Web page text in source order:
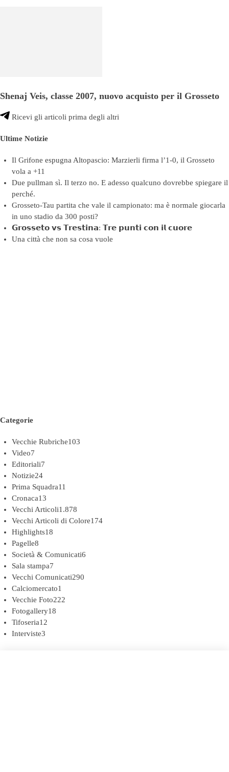
Shenaj Veis, classe 2007, nuovo acquisto per il Grosseto
Ricevi gli articoli prima degli altri
Ultime Notizie
Il Grifone espugna Altopascio: Marzierli firma l’1-0, il Grosseto
vola a +11
Due pullman sì. Il terzo no. E adesso qualcuno dovrebbe spiegare il
perché.
Grosseto-Tau partita che vale il campionato: ma è normale giocarla
in uno stadio da 300 posti?
𝗚𝗿𝗼𝘀𝘀𝗲𝘁𝗼 𝘃𝘀 𝗧𝗿𝗲𝘀𝘁𝗶𝗻𝗮: 𝗧𝗿𝗲 𝗽𝘂𝗻𝘁𝗶 𝗰𝗼𝗻 𝗶𝗹 𝗰𝘂𝗼𝗿𝗲
Una città che non sa cosa vuole
Categorie
Vecchie Rubriche103
Video7
Editoriali7
Notizie24
Prima Squadra11
Cronaca13
Vecchi Articoli1.878
Vecchi Articoli di Colore174
Highlights18
Pagelle8
Società & Comunicati6
Sala stampa7
Vecchi Comunicati290
Calciomercato1
Vecchie Foto222
Fotogallery18
Tifoseria12
Interviste3